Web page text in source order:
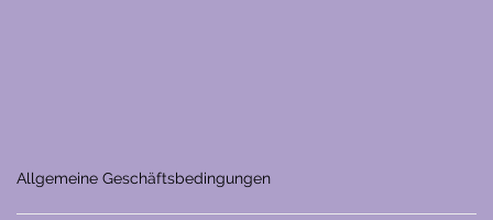
Allgemeine Geschäftsbedingungen